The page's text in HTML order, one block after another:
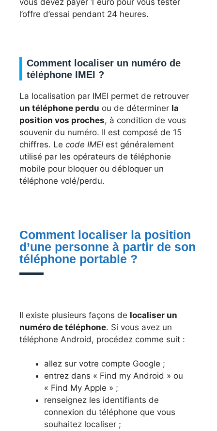
vous devez payer 1 euro pour vous tester
l’offre d’essai pendant 24 heures.
Comment localiser un numéro de
téléphone IMEI ?
La localisation par IMEI permet de retrouver
un téléphone perdu ou de déterminer la
position vos proches, à condition de vous
souvenir du numéro. Il est composé de 15
chiffres. Le code IMEI est généralement
utilisé par les opérateurs de téléphonie
mobile pour bloquer ou débloquer un
téléphone volé/perdu.
Comment localiser la position
d’une personne à partir de son
téléphone portable ?
Il existe plusieurs façons de localiser un
numéro de téléphone. Si vous avez un
téléphone Android, procédez comme suit :
allez sur votre compte Google ;
entrez dans « Find my Android » ou
« Find My Apple » ;
renseignez les identifiants de
connexion du téléphone que vous
souhaitez localiser ;